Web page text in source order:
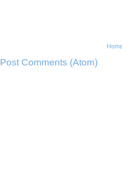
Post Comments (Atom)